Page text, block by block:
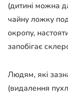
(дитині можна
чайну ложку
окропу,
запобігає
Людям, які
(видалення